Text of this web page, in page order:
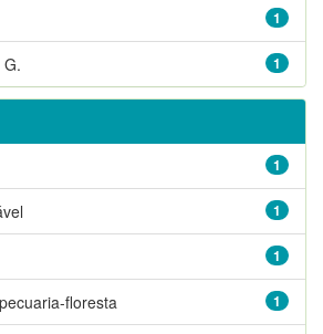
1
1
G.
1
1
1
1
floresta